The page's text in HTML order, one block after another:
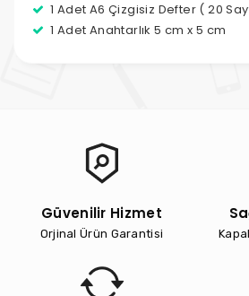
1 Adet A6 Çizgisiz Defter ( 20
1 Adet Anahtarlık 5 cm x 5 cm
Güvenilir Hizmet
Orjinal Ürün Garantisi